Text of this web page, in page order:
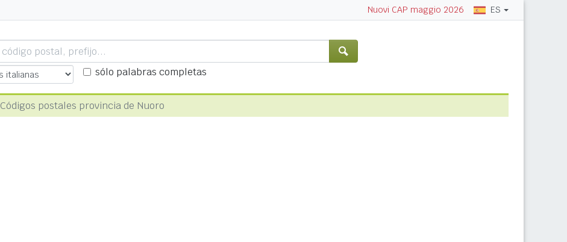
Nuovi CAP maggio 2026 ES
sólo palabras completas
Códigos postales provincia de Nuoro